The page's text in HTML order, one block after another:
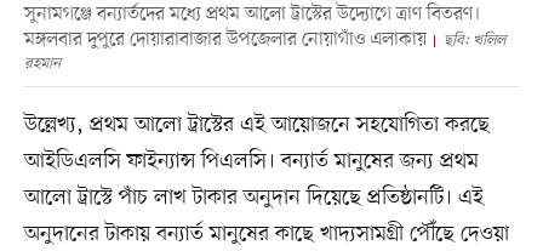
সুনামগঞ্জে বন্যার্তদের মধ্যে প্রথম আলো ট্রাস্টের উদ্যোগে ত্রাণ বিতরণ।
মঙ্গলবার দুপুরে দোয়ারাবাজার উপজেলার নোয়াগাঁও এলাকায়
ছবি: খলিল
রহমান
উল্লেখ্য, প্রথম আলো ট্রাস্টের এই আয়োজনে সহযোগিতা করছে
আইডিএলসি ফাইন্যান্স পিএলসি। বন্যার্ত মানুষের জন্য প্রথম
আলো ট্রাস্টে পাঁচ লাখ টাকার অনুদান দিয়েছে প্রতিষ্ঠানটি। এই
অনুদানের টাকায় বন্যার্ত মানুষের কাছে খাদ্যসামগ্রী পৌঁছে দেওয়া